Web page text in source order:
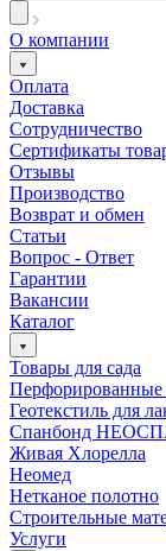
О компании
Оплата
Доставка
Сотрудничество
Сертификаты
Отзывы
Производство
Возврат и обмен
Статьи
Вопрос - Ответ
Гарантии
Вакансии
Каталог
Товары для сада
Геотекстиль для
Спанбонд
Живая Хлорелла
Нeомед
Нетканое полотно
Строительные
Услуги